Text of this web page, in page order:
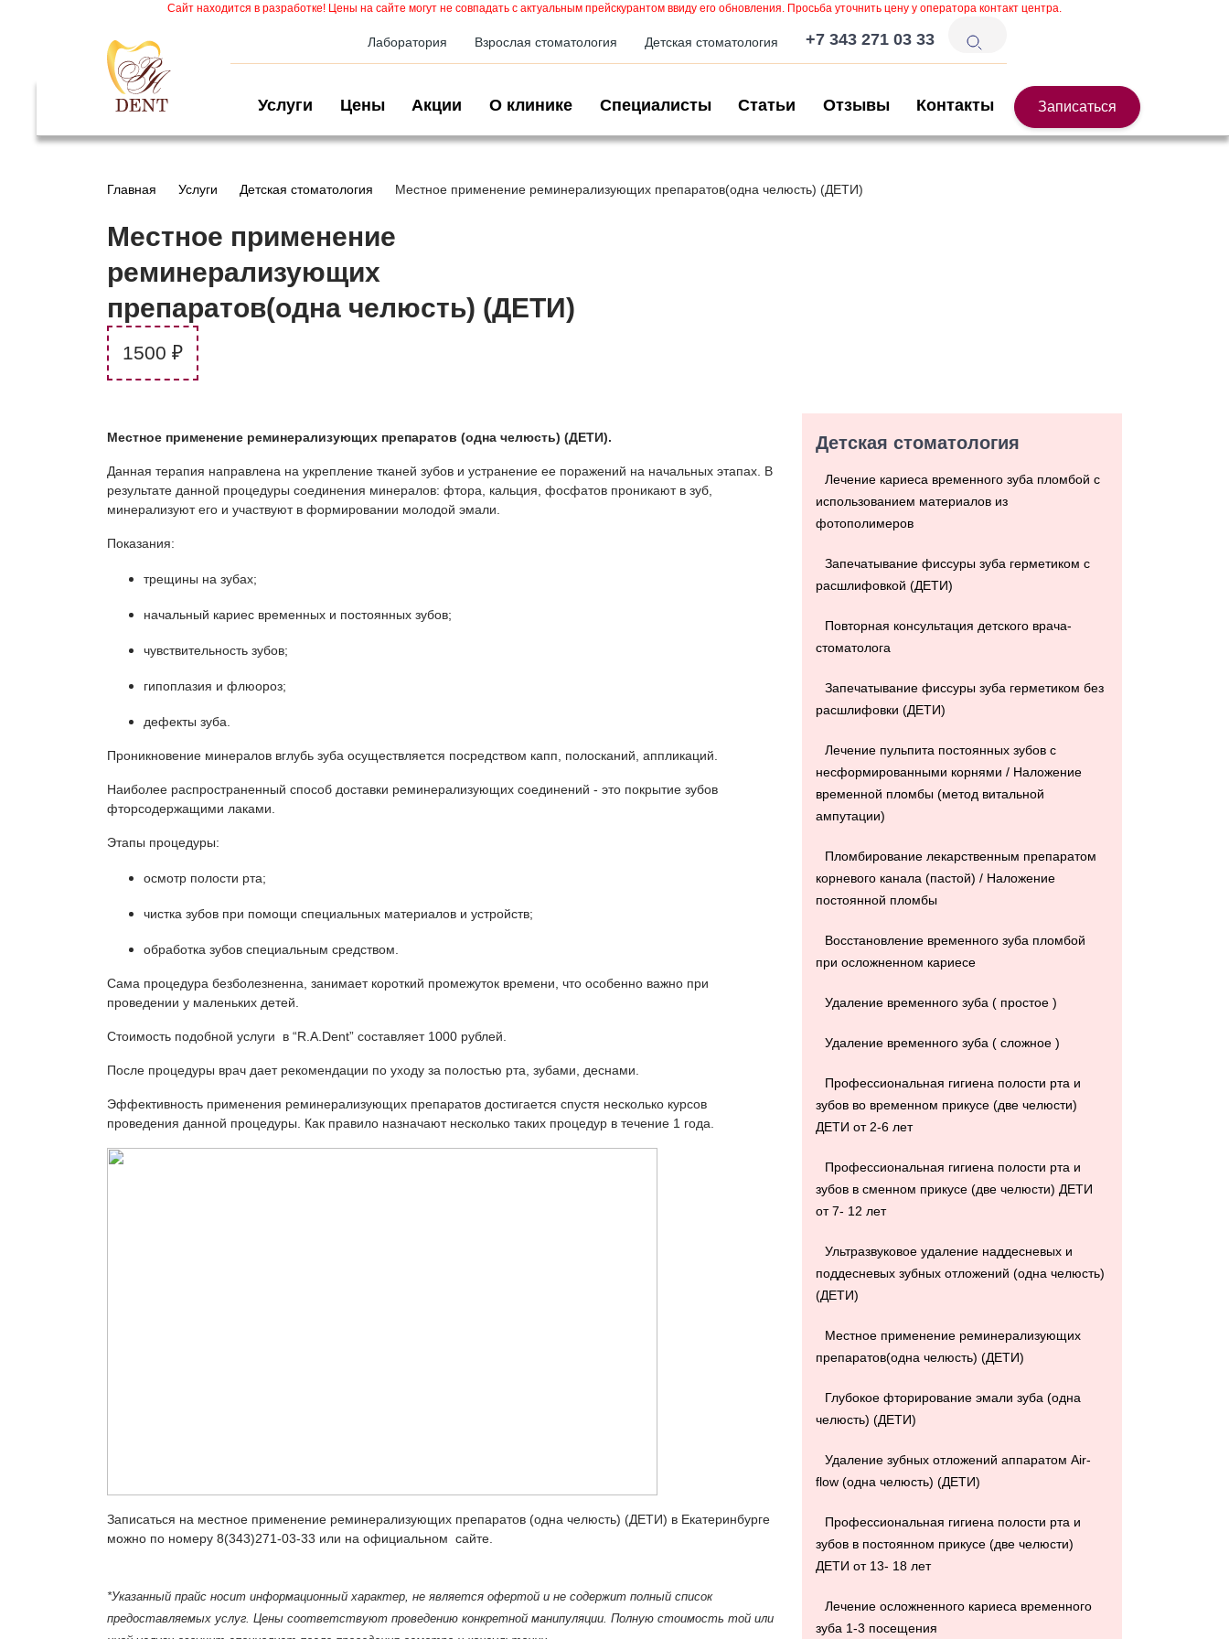
Сайт находится в разработке! Цены на сайте могут не совпадать с актуальным прейскурантом ввиду его обновления. Просьба уточнить цену у оператора контакт центра.
Лаборатория Взрослая стоматология Детская стоматология +7 343 271 03 33
Услуги Цены Акции О клинике Специалисты Статьи Отзывы Контакты Записаться
Главная Услуги Детская стоматология Местное применение реминерализующих препаратов(одна челюсть) (ДЕТИ)
Местное применение
реминерализующих
препаратов(одна челюсть) (ДЕТИ)
1500 ₽
Местное применение реминерализующих препаратов (одна челюсть) (ДЕТИ).
Данная терапия направлена на укрепление тканей зубов и устранение ее поражений на начальных этапах. В
результате данной процедуры соединения минералов: фтора, кальция, фосфатов проникают в зуб,
минерализуют его и участвуют в формировании молодой эмали.
Показания:
трещины на зубах;
начальный кариес временных и постоянных зубов;
чувствительность зубов;
гипоплазия и флюороз;
дефекты зуба.
Проникновение минералов вглубь зуба осуществляется посредством капп, полосканий, аппликаций.
Наиболее распространенный способ доставки реминерализующих соединений - это покрытие зубов
фторсодержащими лаками.
Этапы процедуры:
осмотр полости рта;
чистка зубов при помощи специальных материалов и устройств;
обработка зубов специальным средством.
Сама процедура безболезненна, занимает короткий промежуток времени, что особенно важно при
проведении у маленьких детей.
Стоимость подобной услуги в “R.A.Dent” составляет 1000 рублей.
После процедуры врач дает рекомендации по уходу за полостью рта, зубами, деснами.
Эффективность применения реминерализующих препаратов достигается спустя несколько курсов
проведения данной процедуры. Как правило назначают несколько таких процедур в течение 1 года.
Записаться на местное применение реминерализующих препаратов (одна челюсть) (ДЕТИ) в Екатеринбурге
можно по номеру 8(343)271-03-33 или на официальном сайте.
*Указанный прайс носит информационный характер, не является офертой и не содержит полный список
предоставляемых услуг. Цены соответствуют проведению конкретной манипуляции. Полную стоимость той или
Детская стоматология
Лечение кариеса временного зуба пломбой с
использованием материалов из
фотополимеров
Запечатывание фиссуры зуба герметиком с
расшлифовкой (ДЕТИ)
Повторная консультация детского врача-
стоматолога
Запечатывание фиссуры зуба герметиком без
расшлифовки (ДЕТИ)
Лечение пульпита постоянных зубов с
несформированными корнями / Наложение
временной пломбы (метод витальной
ампутации)
Пломбирование лекарственным препаратом
корневого канала (пастой) / Наложение
постоянной пломбы
Восстановление временного зуба пломбой
при осложненном кариесе
Удаление временного зуба ( простое )
Удаление временного зуба ( сложное )
Профессиональная гигиена полости рта и
зубов во временном прикусе (две челюсти)
ДЕТИ от 2-6 лет
Профессиональная гигиена полости рта и
зубов в сменном прикусе (две челюсти) ДЕТИ
от 7- 12 лет
Ультразвуковое удаление наддесневых и
поддесневых зубных отложений (одна челюсть)
(ДЕТИ)
Местное применение реминерализующих
препаратов(одна челюсть) (ДЕТИ)
Глубокое фторирование эмали зуба (одна
челюсть) (ДЕТИ)
Удаление зубных отложений аппаратом Air-
flow (одна челюсть) (ДЕТИ)
Профессиональная гигиена полости рта и
зубов в постоянном прикусе (две челюсти)
ДЕТИ от 13- 18 лет
Лечение осложненного кариеса временного
зуба 1-3 посещения